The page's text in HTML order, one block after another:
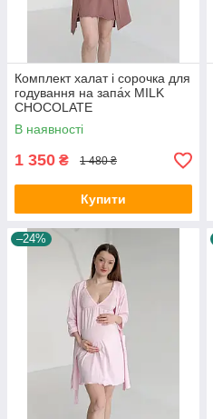
Комплект халат і сорочка для
годування на запа́х MILK
CHOCOLATE
В наявності
1 350 ₴ 1 480 ₴
Купити
–24%